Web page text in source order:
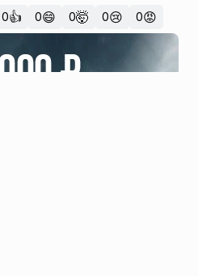
0👍 0😄 0🤯 0😢 0😡